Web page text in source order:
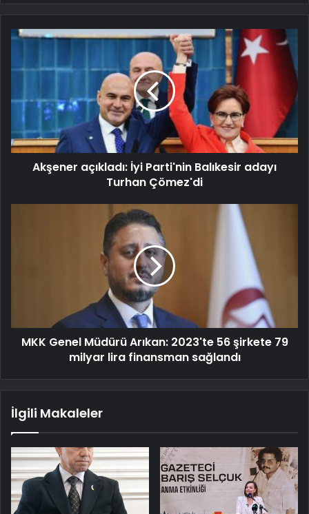
Akşener açıkladı: İyi Parti'nin Balıkesir adayı
Turhan Çömez'di
MKK Genel Müdürü Arıkan: 2023'te 56 şirkete 79
milyar lira finansman sağlandı
İlgili Makaleler